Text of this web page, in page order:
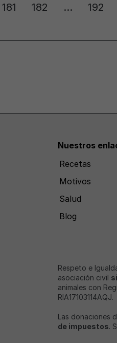
181 182 … 192
Nuestros
Recetas
Motivos
Salud
Blog
Respeto e
asociación civil
animales con
RIA17103114AQJ.
Las donaciones
de impuestos.